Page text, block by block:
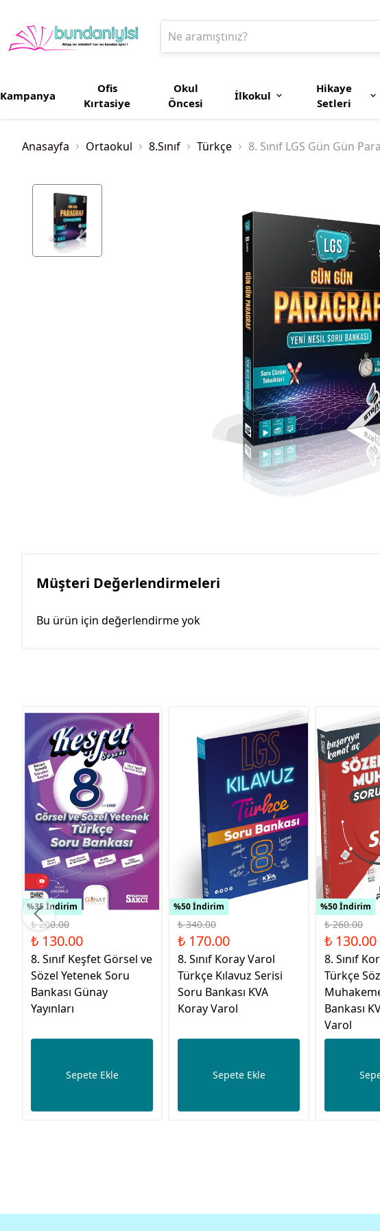
Kampanya
Ofis
Kırtasiye
Okul
Öncesi
İlkokul
Hikaye
Setleri
Anasayfa Ortaokul 8.Sınıf Türkçe 8. Sınıf LGS Gün Gün
Müşteri Değerlendirmeleri
Bu ürün için değerlendirme yok
%35 İndirim
₺ 200.00
₺ 130.00
8. Sınıf Keşfet Görsel ve
Sözel Yetenek Soru
Bankası Günay
Yayınları
Sepete Ekle
%50 İndirim
₺ 340.00
₺ 170.00
8. Sınıf Koray Varol
Türkçe Kılavuz Serisi
Soru Bankası KVA
Koray Varol
Sepete Ekle
%50 İndirim
₺ 260.00
₺ 130.00
8. Sınıf
Türkçe
Bankası
Varol